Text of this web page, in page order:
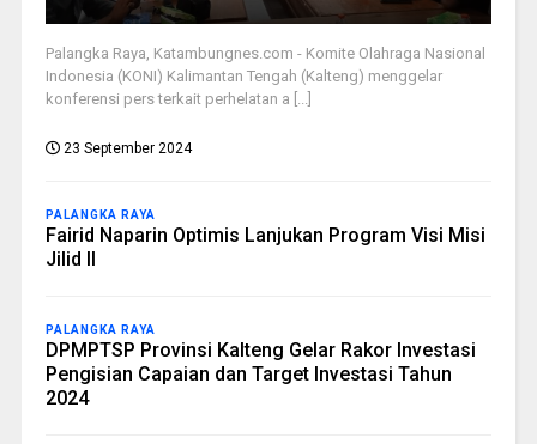
Palangka Raya, Katambungnes.com - Komite Olahraga Nasional
Indonesia (KONI) Kalimantan Tengah (Kalteng) menggelar
konferensi pers terkait perhelatan a [...]
23 September 2024
PALANGKA RAYA
Fairid Naparin Optimis Lanjukan Program Visi Misi
Jilid II
PALANGKA RAYA
DPMPTSP Provinsi Kalteng Gelar Rakor Investasi
Pengisian Capaian dan Target Investasi Tahun
2024